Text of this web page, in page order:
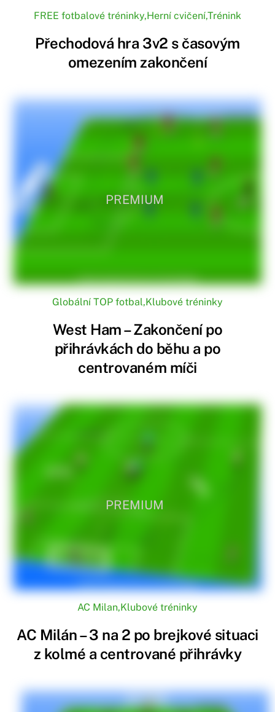
FREE fotbalové tréninky,Herní cvičení,Trénink
Přechodová hra 3v2 s časovým
omezením zakončení
PREMIUM
Globální TOP fotbal,Klubové tréninky
West Ham – Zakončení po
přihrávkách do běhu a po
centrovaném míči
PREMIUM
AC Milan,Klubové tréninky
AC Milán – 3 na 2 po brejkové situaci
z kolmé a centrované přihrávky